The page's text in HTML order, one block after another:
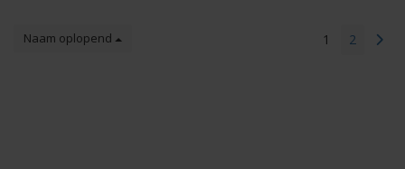
Naam oplopend 1 2